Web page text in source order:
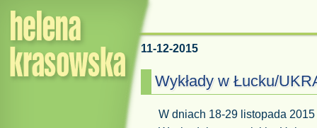
11-12-2015
Wykłady w Łucku/
W dniach 18-29 listopada 2015